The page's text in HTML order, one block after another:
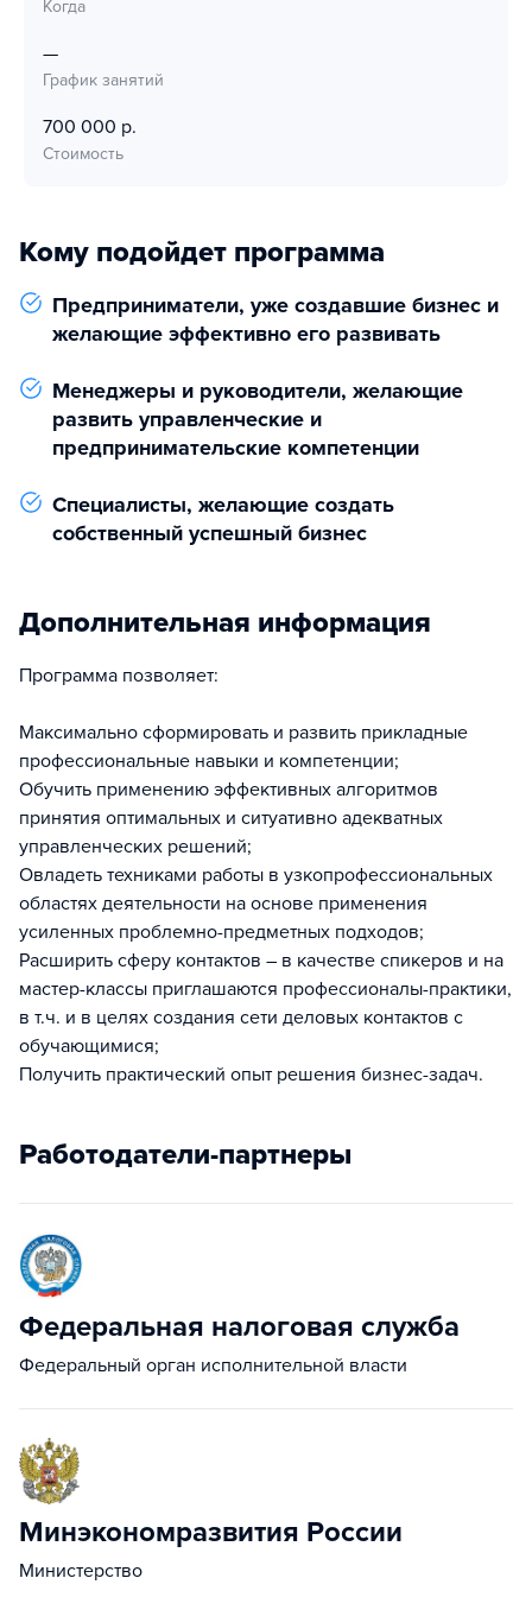
Когда
—
График занятий
700 000 р.
Стоимость
Кому подойдет программа
Предприниматели, уже создавшие бизнес и
желающие эффективно его развивать
Менеджеры и руководители, желающие
развить управленческие и
предпринимательские компетенции
Специалисты, желающие создать
собственный успешный бизнес
Дополнительная информация
Программа позволяет:
Максимально сформировать и развить прикладные
профессиональные навыки и компетенции;
Обучить применению эффективных алгоритмов
принятия оптимальных и ситуативно адекватных
управленческих решений;
Овладеть техниками работы в узкопрофессиональных
областях деятельности на основе применения
усиленных проблемно-предметных подходов;
Расширить сферу контактов – в качестве спикеров и на
мастер-классы приглашаются профессионалы-практики,
в т.ч. и в целях создания сети деловых контактов с
обучающимися;
Получить практический опыт решения бизнес-задач.
Работодатели-партнеры
Федеральная налоговая служба
Федеральный орган исполнительной власти
Минэкономразвития России
Министерство